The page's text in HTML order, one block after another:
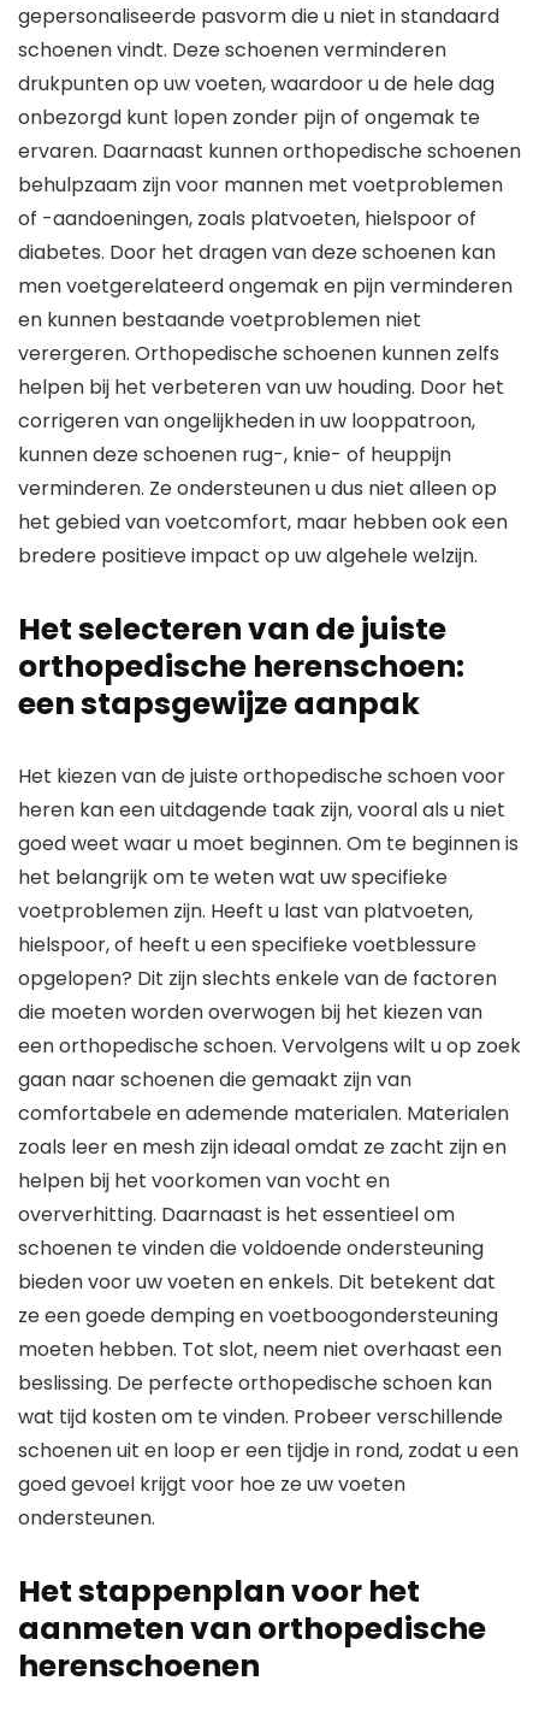
gepersonaliseerde pasvorm die u niet in standaard
schoenen vindt. Deze schoenen verminderen
drukpunten op uw voeten, waardoor u de hele dag
onbezorgd kunt lopen zonder pijn of ongemak te
ervaren. Daarnaast kunnen orthopedische schoenen
behulpzaam zijn voor mannen met voetproblemen
of -aandoeningen, zoals platvoeten, hielspoor of
diabetes. Door het dragen van deze schoenen kan
men voetgerelateerd ongemak en pijn verminderen
en kunnen bestaande voetproblemen niet
verergeren. Orthopedische schoenen kunnen zelfs
helpen bij het verbeteren van uw houding. Door het
corrigeren van ongelijkheden in uw looppatroon,
kunnen deze schoenen rug-, knie- of heuppijn
verminderen. Ze ondersteunen u dus niet alleen op
het gebied van voetcomfort, maar hebben ook een
bredere positieve impact op uw algehele welzijn.
Het selecteren van de juiste
orthopedische herenschoen:
een stapsgewijze aanpak
Het kiezen van de juiste orthopedische schoen voor
heren kan een uitdagende taak zijn, vooral als u niet
goed weet waar u moet beginnen. Om te beginnen is
het belangrijk om te weten wat uw specifieke
voetproblemen zijn. Heeft u last van platvoeten,
hielspoor, of heeft u een specifieke voetblessure
opgelopen? Dit zijn slechts enkele van de factoren
die moeten worden overwogen bij het kiezen van
een orthopedische schoen. Vervolgens wilt u op zoek
gaan naar schoenen die gemaakt zijn van
comfortabele en ademende materialen. Materialen
zoals leer en mesh zijn ideaal omdat ze zacht zijn en
helpen bij het voorkomen van vocht en
oververhitting. Daarnaast is het essentieel om
schoenen te vinden die voldoende ondersteuning
bieden voor uw voeten en enkels. Dit betekent dat
ze een goede demping en voetboogondersteuning
moeten hebben. Tot slot, neem niet overhaast een
beslissing. De perfecte orthopedische schoen kan
wat tijd kosten om te vinden. Probeer verschillende
schoenen uit en loop er een tijdje in rond, zodat u een
goed gevoel krijgt voor hoe ze uw voeten
ondersteunen.
Het stappenplan voor het
aanmeten van orthopedische
herenschoenen